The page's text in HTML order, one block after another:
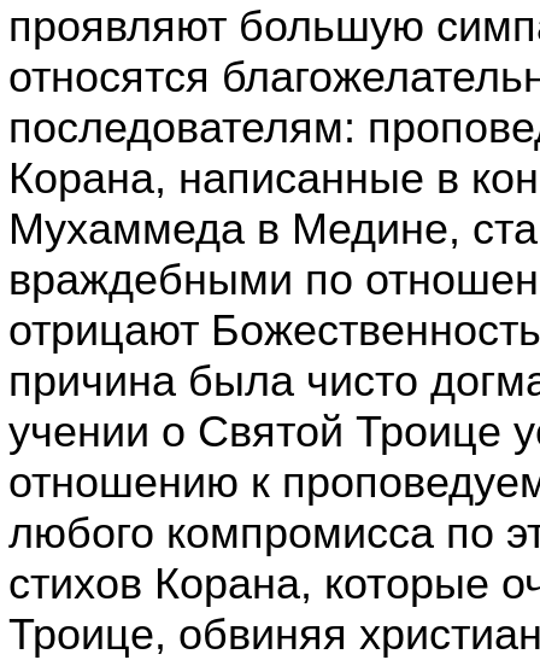
проявляют большую
относятся
последователям:
Корана, написанные в
Мухаммеда в Медине,
враждебными по
отрицают
причина была чисто
учении о Святой Троице
отношению к
любого компромисса по
стихов Корана, которые
Троице, обвиняя